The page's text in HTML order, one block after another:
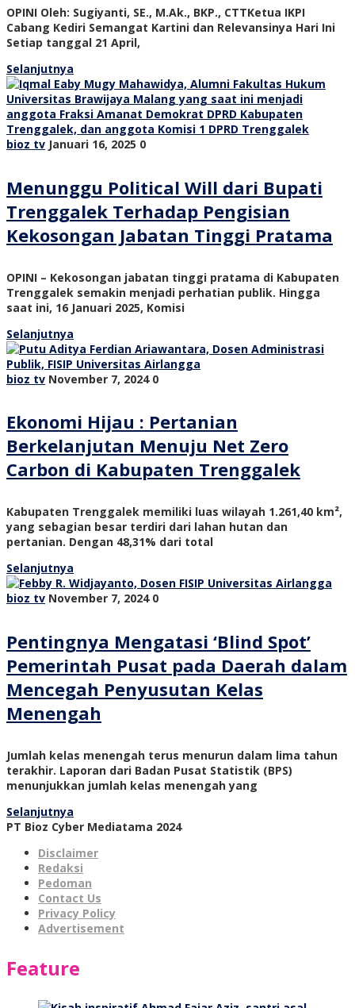
OPINI Oleh: Sugiyanti, SE., M.Ak., BKP., CTTKetua IKPI
Cabang Kediri Semangat Kartini dan Relevansinya Hari Ini
Setiap tanggal 21 April,
Selanjutnya
bioz tv Januari 16, 2025 0
Menunggu Political Will dari Bupati
Trenggalek Terhadap Pengisian
Kekosongan Jabatan Tinggi Pratama
OPINI – Kekosongan jabatan tinggi pratama di Kabupaten
Trenggalek semakin menjadi perhatian publik. Hingga
saat ini, 16 Januari 2025, Komisi
Selanjutnya
bioz tv November 7, 2024 0
Ekonomi Hijau : Pertanian
Berkelanjutan Menuju Net Zero
Carbon di Kabupaten Trenggalek
Kabupaten Trenggalek memiliki luas wilayah 1.261,40 km²,
yang sebagian besar terdiri dari lahan hutan dan
pertanian. Dengan 48,31% dari total
Selanjutnya
bioz tv November 7, 2024 0
Pentingnya Mengatasi ‘Blind Spot’
Pemerintah Pusat pada Daerah dalam
Mencegah Penyusutan Kelas
Menengah
Jumlah kelas menengah terus menurun dalam lima tahun
terakhir. Laporan dari Badan Pusat Statistik (BPS)
menunjukkan jumlah kelas menengah yang
Selanjutnya
PT Bioz Cyber Mediatama 2024
Disclaimer
Redaksi
Pedoman
Contact Us
Privacy Policy
Advertisement
Feature